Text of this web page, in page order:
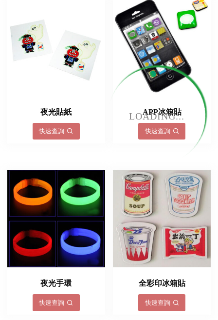
LOADING...
夜光貼紙
快速查詢
APP冰箱貼
快速查詢
夜光手環
快速查詢
全彩印冰箱貼
快速查詢